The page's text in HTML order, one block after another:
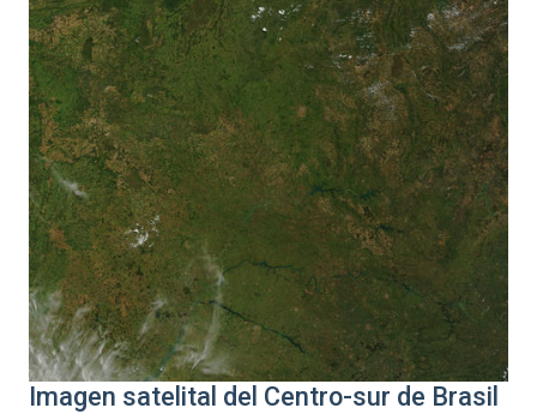
Imagen satelital del Centro-sur de Brasil